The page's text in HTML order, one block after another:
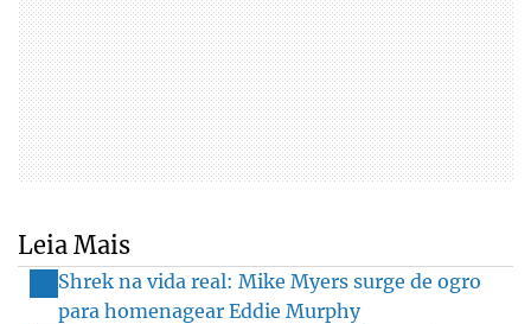
Leia Mais
Shrek na vida real: Mike Myers surge de ogro
para homenagear Eddie Murphy